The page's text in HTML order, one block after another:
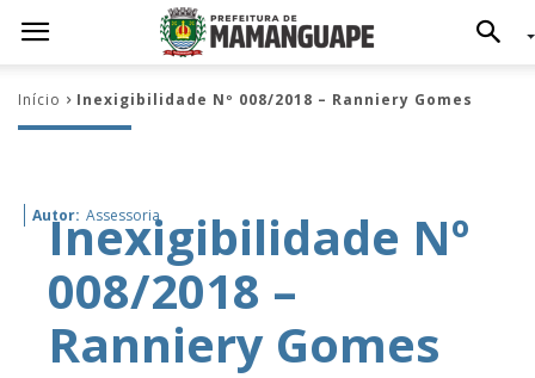
Início Inexigibilidade Nº 008/2018 – Ranniery Gomes
Autor: Assessoria
Inexigibilidade Nº
008/2018 –
Ranniery Gomes